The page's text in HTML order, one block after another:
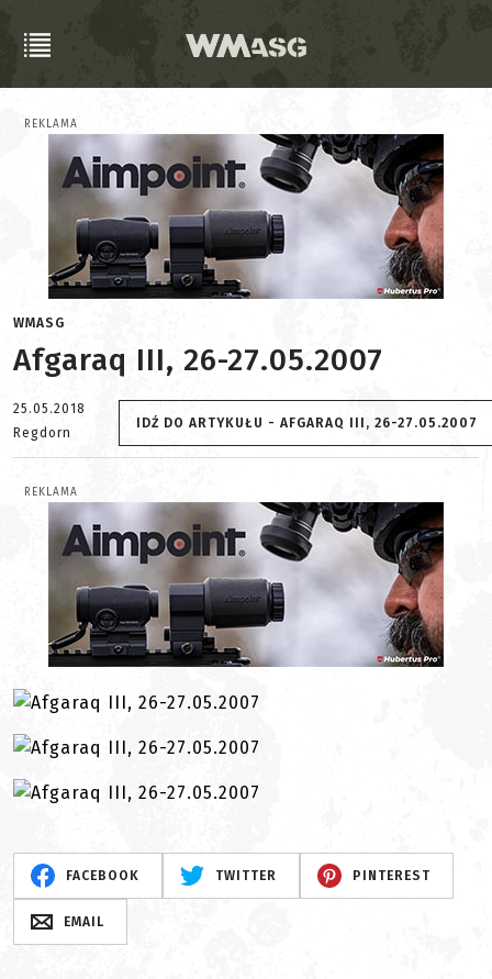
REKLAMA
WMASG
Afgaraq III, 26-27.05.2007
25.05.2018
Regdorn
IDŹ DO ARTYKUŁU - AFGARAQ III, 26-27.05.2007
REKLAMA
FACEBOOK TWITTER PINTEREST
EMAIL